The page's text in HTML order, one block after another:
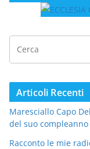
Articoli Recenti
Maresciallo Capo
del suo compleanno
Racconto le mie